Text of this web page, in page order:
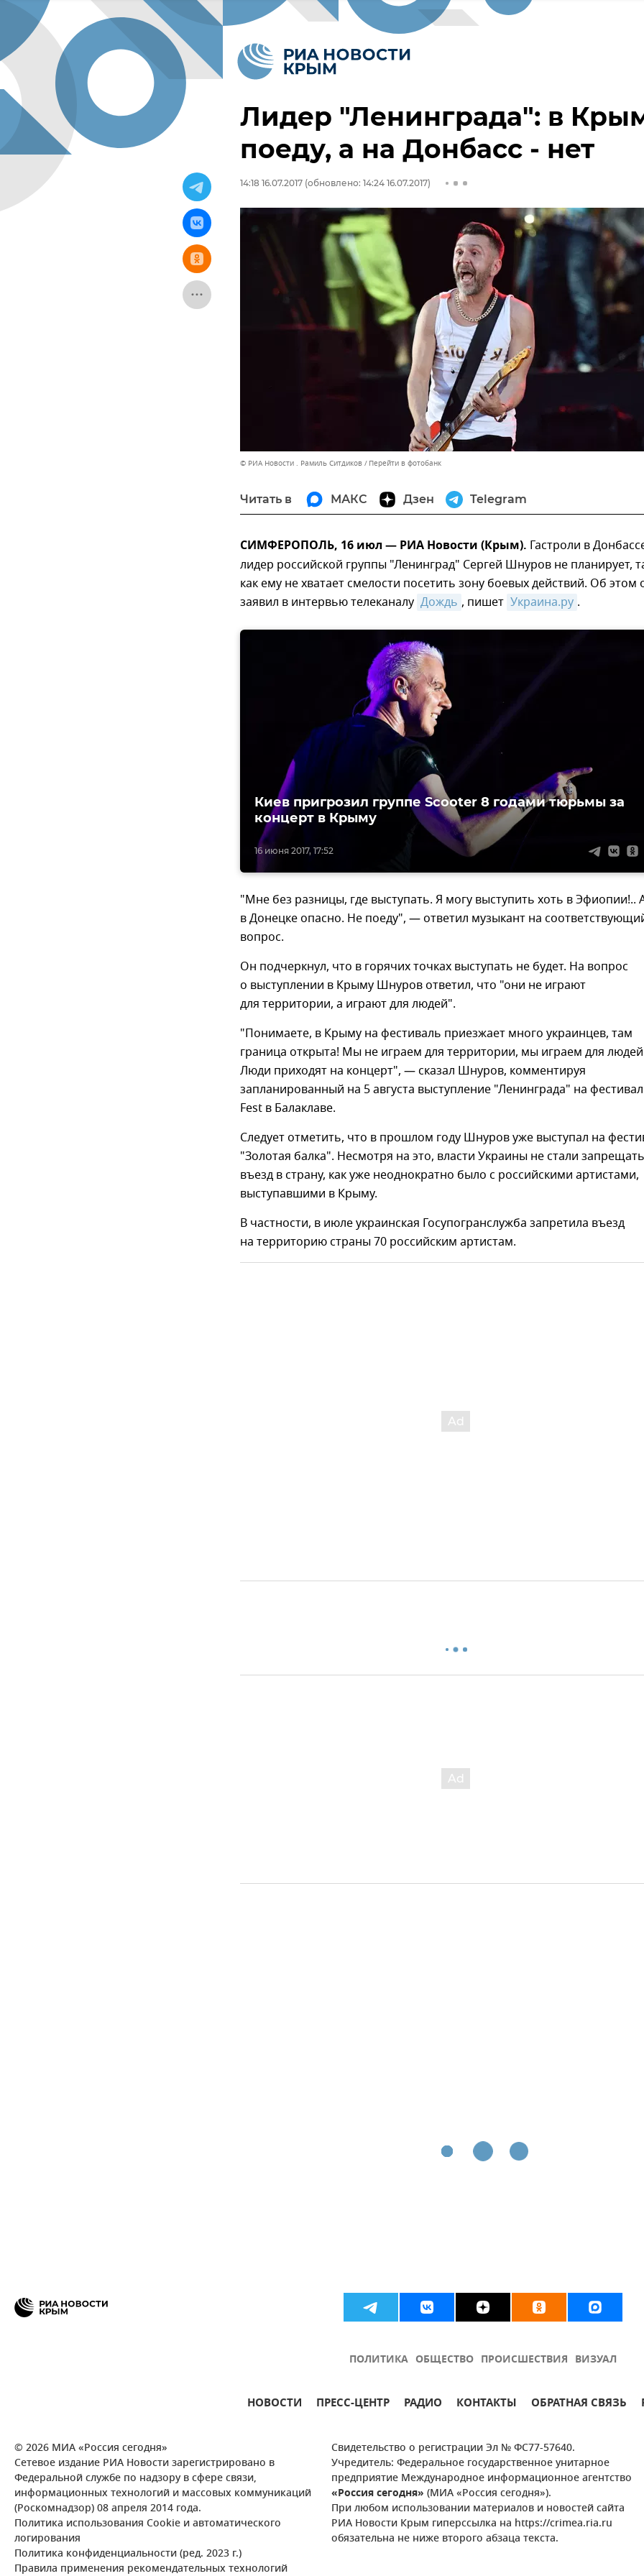
Лидер "Ленинграда": в
поеду, а на Донбасс - нет
14:18 16.07.2017 (обновлено: 14:24 16.07.2017)
© РИА Новости . Рамиль Ситдиков Перейти в фотобанк
Читать в МАКС Дзен Telegram
СИМФЕРОПОЛЬ, 16 июл — РИА Новости (Крым). Гастроли в
лидер российской группы "Ленинград" Сергей Шнуров не планирует,
как ему не хватает смелости посетить зону боевых действий. Об этом
заявил в интервью телеканалу Дождь , пишет Украина.ру .
16 июня 2017, 17:52
Киев пригрозил группе Scooter 8 годами тюрьмы за
концерт в Крыму
"Мне без разницы, где выступать. Я могу выступить хоть в Эфиопии!..
в Донецке опасно. Не поеду", — ответил музыкант на
вопрос.
Он подчеркнул, что в горячих точках выступать не будет. На вопрос
о выступлении в Крыму Шнуров ответил, что "они не играют
для территории, а играют для людей".
"Понимаете, в Крыму на фестиваль приезжает много украинцев, там
граница открыта! Мы не играем для территории, мы играем для
Люди приходят на концерт", — сказал Шнуров, комментируя
запланированный на 5 августа выступление "Ленинграда" на
Fest в Балаклаве.
Следует отметить, что в прошлом году Шнуров уже выступал на
"Золотая балка". Несмотря на это, власти Украины не стали
въезд в страну, как уже неоднократно было с российскими артистами,
выступавшими в Крыму.
В частности, в июле украинская Госупогранслужба запретила въезд
на территорию страны 70 российским артистам.
ПОЛИТИКА ОБЩЕСТВО ПРОИСШЕСТВИЯ ВИЗУАЛ
НОВОСТИ ПРЕСС-ЦЕНТР РАДИО КОНТАКТЫ ОБРАТНАЯ СВЯЗЬ
© 2026 МИА «Россия сегодня»
Сетевое издание РИА Новости зарегистрировано в
Федеральной службе по надзору в сфере связи,
информационных технологий и массовых коммуникаций
(Роскомнадзор) 08 апреля 2014 года.
Политика использования Cookie и автоматического
логирования
Политика конфиденциальности (ред. 2023 г.)
Правила применения рекомендательных технологий
Свидетельство о регистрации Эл № ФС77-57640.
Учредитель: Федеральное государственное унитарное
предприятие Международное информационное агентство
«Россия сегодня» (МИА «Россия сегодня»).
При любом использовании материалов и новостей сайта
РИА Новости Крым гиперссылка на https://crimea.ria.ru
обязательна не ниже второго абзаца текста.